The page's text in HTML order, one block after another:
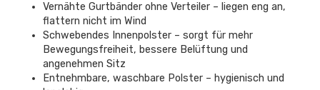
Vernähte Gurtbänder ohne Verteiler – liegen eng an,
flattern nicht im Wind
Schwebendes Innenpolster – sorgt für mehr
Bewegungsfreiheit, bessere Belüftung und
angenehmen Sitz
Entnehmbare, waschbare Polster – hygienisch und